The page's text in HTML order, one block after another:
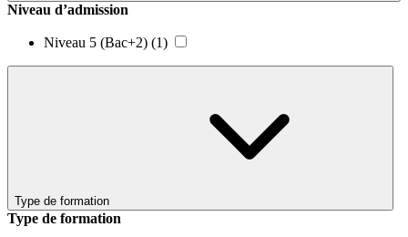
Niveau d’admission
Niveau 5 (Bac+2) (1)
Type de formation
Type de formation